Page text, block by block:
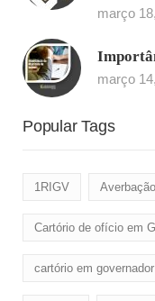
março
março
Popular Tags
1RIGV Averbação
Cartório de ofício em
cartório em